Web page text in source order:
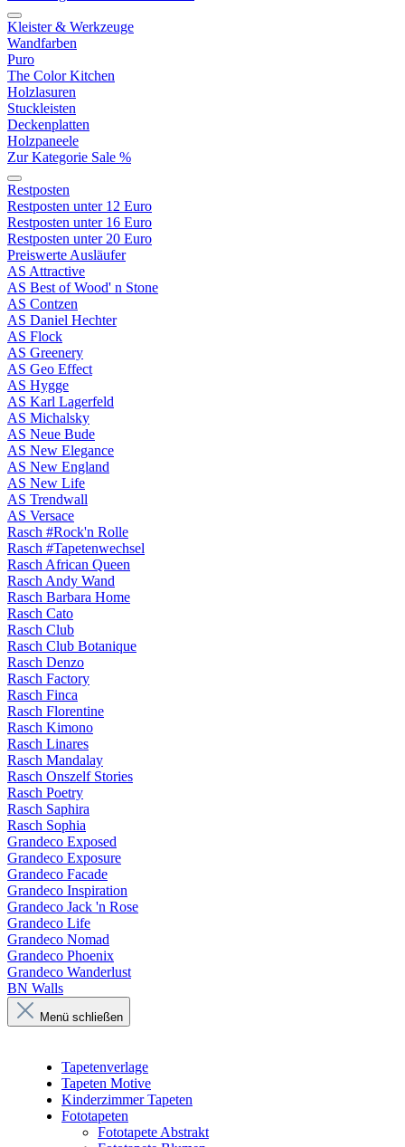
Kleister & Werkzeuge
Wandfarben
Puro
The Color Kitchen
Holzlasuren
Stuckleisten
Deckenplatten
Holzpaneele
Zur Kategorie Sale %
Restposten
Restposten unter 12 Euro
Restposten unter 16 Euro
Restposten unter 20 Euro
Preiswerte Ausläufer
AS Attractive
AS Best of Wood' n Stone
AS Contzen
AS Daniel Hechter
AS Flock
AS Greenery
AS Geo Effect
AS Hygge
AS Karl Lagerfeld
AS Michalsky
AS Neue Bude
AS New Elegance
AS New England
AS New Life
AS Trendwall
AS Versace
Rasch #Rock'n Rolle
Rasch #Tapetenwechsel
Rasch African Queen
Rasch Andy Wand
Rasch Barbara Home
Rasch Cato
Rasch Club
Rasch Club Botanique
Rasch Denzo
Rasch Factory
Rasch Finca
Rasch Florentine
Rasch Kimono
Rasch Linares
Rasch Mandalay
Rasch Onszelf Stories
Rasch Poetry
Rasch Saphira
Rasch Sophia
Grandeco Exposed
Grandeco Exposure
Grandeco Facade
Grandeco Inspiration
Grandeco Jack 'n Rose
Grandeco Life
Grandeco Nomad
Grandeco Phoenix
Grandeco Wanderlust
BN Walls
Menü schließen
Tapetenverlage
Tapeten Motive
Kinderzimmer Tapeten
Fototapeten
Fototapete Abstrakt